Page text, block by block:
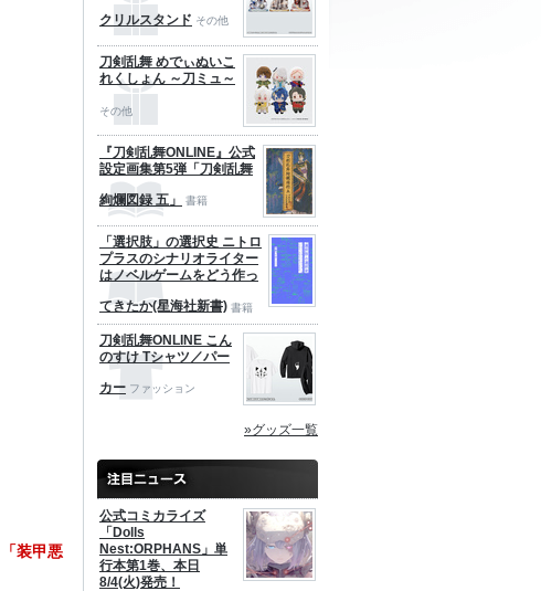
「装甲悪
クリルスタンド その他
刀剣乱舞 めでぃぬいこ
れくしょん ～刀ミュ～
その他
『刀剣乱舞ONLINE』公式
設定画集第5弾「刀剣乱舞
絢爛図録 五」 書籍
「選択肢」の選択史 ニトロ
プラスのシナリオライター
はノベルゲームをどう作っ
てきたか(星海社新書) 書籍
刀剣乱舞ONLINE こん
のすけ Tシャツ／パー
カー ファッション
»グッズ一覧
公式コミカライズ
「Dolls
Nest:ORPHANS」単
行本第1巻、本日
8/4(火)発売！